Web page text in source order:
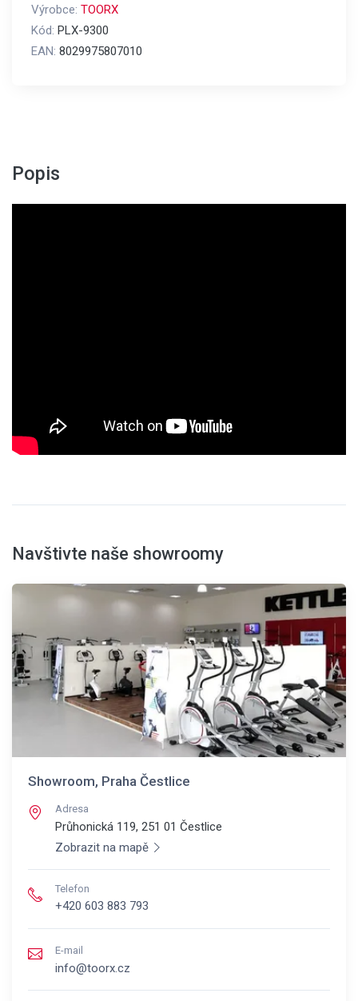
Výrobce: TOORX
Kód: PLX-9300
EAN: 8029975807010
Popis
Navštivte naše showroomy
Showroom, Praha Čestlice
Adresa
Průhonická 119, 251 01 Čestlice
Zobrazit na mapě
Telefon
+420 603 883 793
E-mail
info@toorx.cz